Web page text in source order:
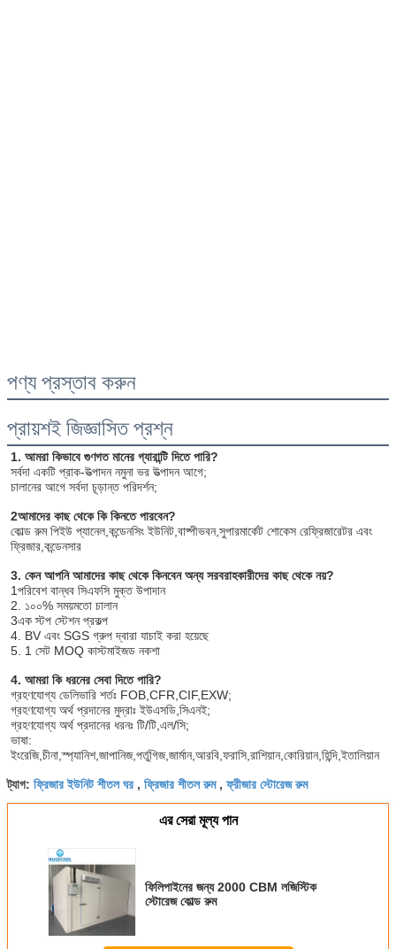
পণ্য প্রস্তাব করুন
প্রায়শই জিজ্ঞাসিত প্রশ্ন
1. আমরা কিভাবে গুণগত মানের গ্যারান্টি দিতে পারি?
সর্বদা একটি প্রাক-উত্পাদন নমুনা ভর উত্পাদন আগে;
চালানের আগে সর্বদা চূড়ান্ত পরিদর্শন;
2আমাদের কাছ থেকে কি কিনতে পারবেন?
কোল্ড রুম পিইউ প্যানেল,কন্ডেনসিং ইউনিট,বাষ্পীভবন,সুপারমার্কেট শোকেস রেফ্রিজারেটর এবং
ফ্রিজার,কন্ডেনসার
3. কেন আপনি আমাদের কাছ থেকে কিনবেন অন্য সরবরাহকারীদের কাছ থেকে নয়?
1পরিবেশ বান্ধব সিএফসি মুক্ত উপাদান
2. ১০০% সময়মতো চালান
3এক স্টপ স্টেশন প্রকল্প
4. BV এবং SGS গ্রুপ দ্বারা যাচাই করা হয়েছে
5. 1 সেট MOQ কাস্টমাইজড নকশা
4. আমরা কি ধরনের সেবা দিতে পারি?
গ্রহণযোগ্য ডেলিভারি শর্তঃ FOB,CFR,CIF,EXW;
গ্রহণযোগ্য অর্থ প্রদানের মুদ্রাঃ ইউএসডি,সিএনই;
গ্রহণযোগ্য অর্থ প্রদানের ধরনঃ টি/টি,এল/সি;
ভাষা:
ইংরেজি,চীনা,স্প্যানিশ,জাপানিজ,পর্তুগিজ,জার্মান,আরবি,ফরাসি,রাশিয়ান,কোরিয়ান,হিন্দি,ইতালিয়ান
ট্যাগ: ফ্রিজার ইউনিট শীতল ঘর , ফ্রিজার শীতল রুম,ফ্রীজার স্টোরেজ রুম
এর সেরা মূল্য পান
ফিলিপাইনের জন্য 2000 CBM লজিস্টিক
স্টোরেজ কোল্ড রুম